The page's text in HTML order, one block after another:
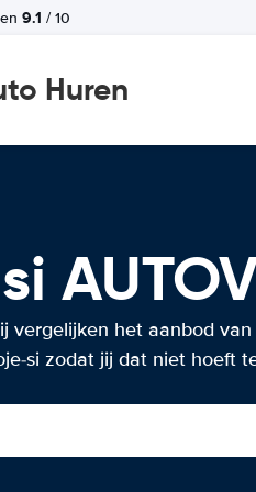
9.1 / 10
Huren
vergelijken het aanbod van
si zodat jij dat niet hoeft